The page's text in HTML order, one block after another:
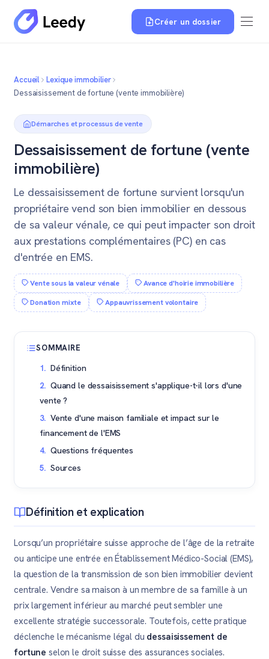
Créer un dossier
Accueil
Lexique immobilier
Dessaisissement de fortune (vente immobilière)
Démarches et processus de vente
Dessaisissement de fortune (vente
immobilière)
Le dessaisissement de fortune survient lorsqu'un
propriétaire vend son bien immobilier en dessous
de sa valeur vénale, ce qui peut impacter son droit
aux prestations complémentaires (PC) en cas
d'entrée en EMS.
Vente sous la valeur vénale
Avance d'hoirie immobilière
Donation mixte
Appauvrissement volontaire
SOMMAIRE
Définition
Quand le dessaisissement s'applique-t-il lors d'une
vente ?
Vente d'une maison familiale et impact sur le
financement de l'EMS
Questions fréquentes
Sources
Définition et explication
Lorsqu’un propriétaire suisse approche de l’âge de la retraite
ou anticipe une entrée en Établissement Médico-Social (EMS),
la question de la transmission de son bien immobilier devient
centrale. Vendre sa maison à un membre de sa famille à un
prix largement inférieur au marché peut sembler une
excellente stratégie successorale. Toutefois, cette pratique
déclenche le mécanisme légal du dessaisissement de
fortune selon le droit suisse des assurances sociales.